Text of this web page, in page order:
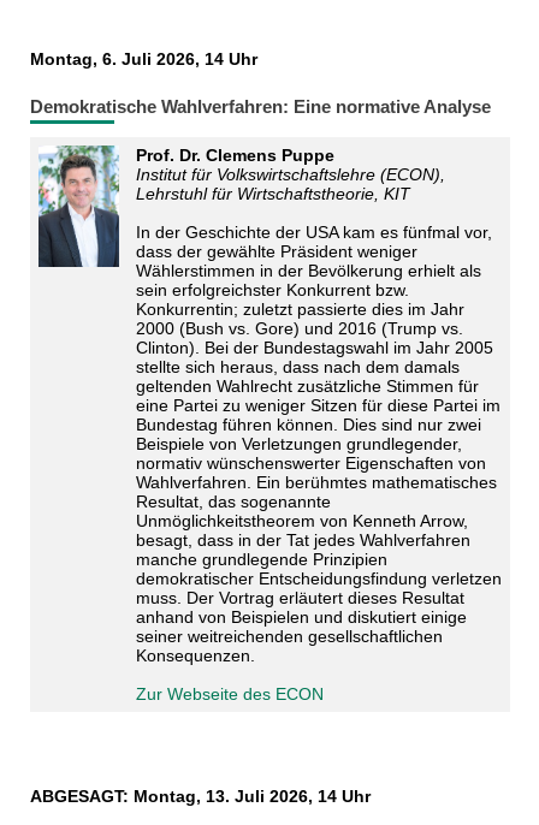
Montag, 6. Juli 2026, 14 Uhr
Demokratische Wahlverfahren: Eine normative Analyse
Prof. Dr. Clemens Puppe
Institut für Volkswirtschaftslehre (ECON),
Lehrstuhl für Wirtschaftstheorie, KIT
In der Geschichte der USA kam es fünfmal vor,
dass der gewählte Präsident weniger
Wählerstimmen in der Bevölkerung erhielt als
sein erfolgreichster Konkurrent bzw.
Konkurrentin; zuletzt passierte dies im Jahr
2000 (Bush vs. Gore) und 2016 (Trump vs.
Clinton). Bei der Bundestagswahl im Jahr 2005
stellte sich heraus, dass nach dem damals
geltenden Wahlrecht zusätzliche Stimmen für
eine Partei zu weniger Sitzen für diese Partei im
Bundestag führen können. Dies sind nur zwei
Beispiele von Verletzungen grundlegender,
normativ wünschenswerter Eigenschaften von
Wahlverfahren. Ein berühmtes mathematisches
Resultat, das sogenannte
Unmöglichkeitstheorem von Kenneth Arrow,
besagt, dass in der Tat jedes Wahlverfahren
manche grundlegende Prinzipien
demokratischer Entscheidungsfindung verletzen
muss. Der Vortrag erläutert dieses Resultat
anhand von Beispielen und diskutiert einige
seiner weitreichenden gesellschaftlichen
Konsequenzen.
Zur Webseite des ECON
ABGESAGT: Montag, 13. Juli 2026, 14 Uhr